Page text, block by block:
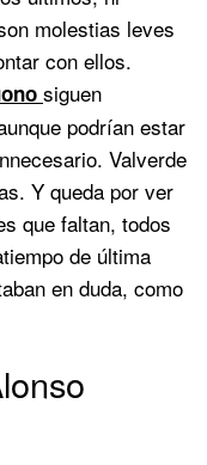
molestias leves
con ellos.
siguen
podrían estar
Valverde
Y queda por ver
que faltan, todos
de última
en duda, como